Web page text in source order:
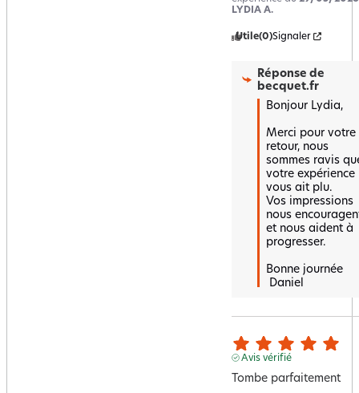
LYDIA A.
Utile(0)Signaler
Réponse de
becquet.fr
Bonjour Lydia,
Merci pour votre
retour, nous
sommes ravis
votre expérience
vous ait plu.
Vos impressions
nous
et nous aident à
progresser.
Bonne journée
Daniel
Avis vérifié
Tombe parfaitement